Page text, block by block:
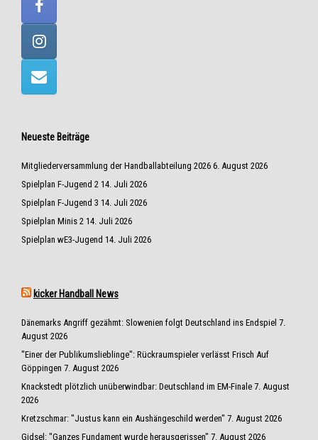
Neueste Beiträge
Mitgliederversammlung der Handballabteilung 2026 6. August 2026
Spielplan F-Jugend 2 14. Juli 2026
Spielplan F-Jugend 3 14. Juli 2026
Spielplan Minis 2 14. Juli 2026
Spielplan wE3-Jugend 14. Juli 2026
kicker Handball News
Dänemarks Angriff gezähmt: Slowenien folgt Deutschland ins Endspiel 7.
August 2026
"Einer der Publikumslieblinge": Rückraumspieler verlässt Frisch Auf
Göppingen 7. August 2026
Knackstedt plötzlich unüberwindbar: Deutschland im EM-Finale 7. August
2026
Kretzschmar: "Justus kann ein Aushängeschild werden" 7. August 2026
Gidsel: "Ganzes Fundament wurde herausgerissen" 7. August 2026